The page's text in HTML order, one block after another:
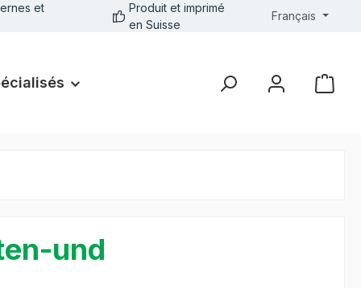
et
Produit et imprimé
en Suisse
Français
und